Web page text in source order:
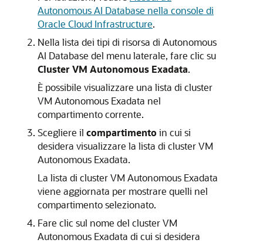
Autonomous AI Database nella console di
Oracle Cloud Infrastructure.
Nella lista dei tipi di risorsa di Autonomous
AI Database del menu laterale, fare clic su
Cluster VM Autonomous Exadata.
È possibile visualizzare una lista di cluster
VM Autonomous Exadata nel
compartimento corrente.
Scegliere il compartimento in cui si
desidera visualizzare la lista di cluster VM
Autonomous Exadata.
La lista di cluster VM Autonomous Exadata
viene aggiornata per mostrare quelli nel
compartimento selezionato.
Fare clic sul nome del cluster VM
Autonomous Exadata di cui si desidera